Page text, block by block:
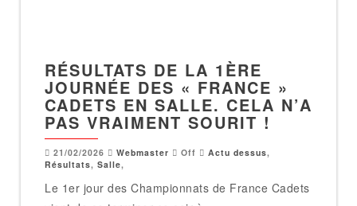
RÉSULTATS DE LA 1ÈRE
JOURNÉE DES « FRANCE »
CADETS EN SALLE. CELA N’A
PAS VRAIMENT SOURIT !
21/02/2026 Webmaster Off Actu dessus,
Résultats, Salle,
Le 1er jour des Championnats de France Cadets